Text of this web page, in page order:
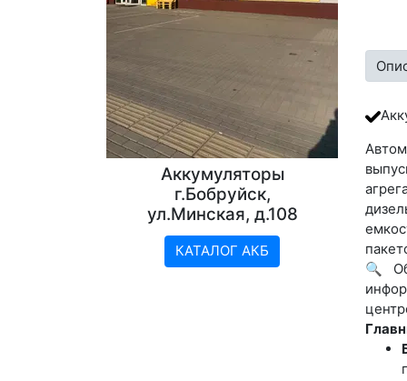
🔍
Аккумуляторы
г.Бобруйск,
ул.Минская, д.108
КАТАЛОГ АКБ